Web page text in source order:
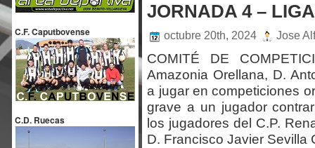
C.F. Caputbovense
C.D. Ruecas
JORNADA 4 –
octubre 20th, 2024 Jose
COMITÉ DE
Amazonia Orellana, D.
a jugar en competiciones
grave a un jugador
los jugadores del C.P.
D. Francisco Javier